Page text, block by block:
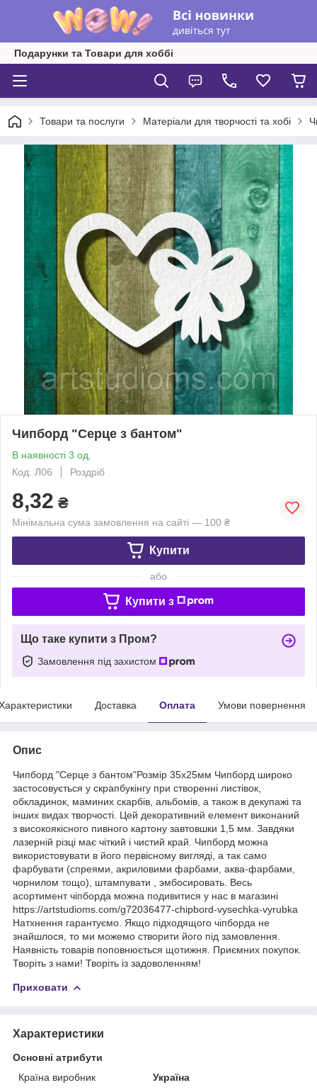
Подарунки та Товари для хоббі
Товари та послуги Матеріали для творчості та хобі
Чипборд "Серце з бантом"
В наявності 3 од.
Код: Л06
Роздріб
8,32 ₴
Мінімальна сума замовлення на сайті — 100 ₴
Купити
або
Купити з
Що таке купити з Пром?
Замовлення під захистом
Доставка Оплата Умови повернення
Опис
Чипборд "Серце з бантом"Розмір 35х25мм Чипборд широко
застосовується у скрапбукінгу при створенні листівок,
обкладинок, маминих скарбів, альбомів, а також в декупажі та
інших видах творчості. Цей декоративний елемент виконаний
з високоякісного пивного картону завтовшки 1,5 мм. Завдяки
лазерній різці має чіткий і чистий край. Чипборд можна
використовувати в його первісному вигляді, а так само
фарбувати (спреями, акриловими фарбами, аква-фарбами,
чорнилом тощо), штампувати , эмбосировать. Весь
асортимент чіпборда можна подивитися у нас в магазині
https://artstudioms.com/g72036477-chipbord-vysechka-vyrubka
Натхнення гарантуємо. Якщо підходящого чіпборда не
знайшлося, то ми можемо створити його під замовлення.
Наявність товарів поповнюється щотижня. Приємних покупок.
Творіть з нами! Творіть із задоволенням!
Приховати
Характеристики
Основні атрибути
Країна виробник
Україна